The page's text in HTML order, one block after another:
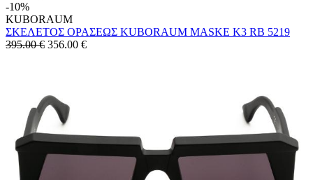
-10%
KUBORAUM
ΣΚΕΛΕΤΟΣ ΟΡΑΣΕΩΣ KUBORAUM MASKE K3 RB 5219
395.00 € 356.00 €